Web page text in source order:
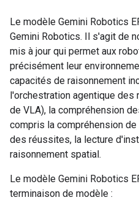
Le modèle Gemini Robotics
Gemini Robotics. Il s'agit de
mis à jour qui permet aux
précisément leur
capacités de raisonnement
l'orchestration agentique des
de VLA), la compréhension
compris la compréhension
des réussites, la lecture
raisonnement spatial.
Le modèle Gemini Robotics
terminaison de modèle :